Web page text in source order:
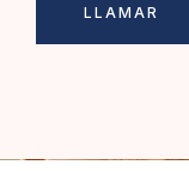
LLAMAR